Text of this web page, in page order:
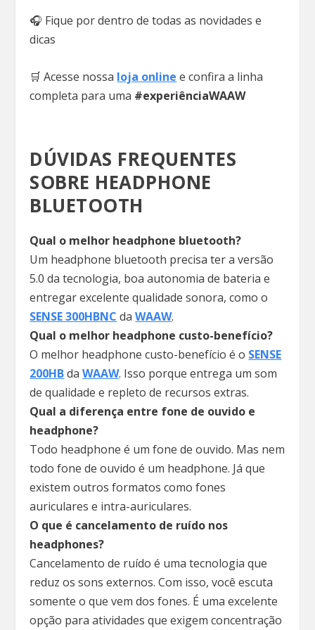
🎧 Fique por dentro de todas as novidades e
dicas
🛒 Acesse nossa loja online e confira a linha
completa para uma #experiênciaWAAW
DÚVIDAS FREQUENTES
SOBRE HEADPHONE
BLUETOOTH
Qual o melhor headphone bluetooth?
Um headphone bluetooth precisa ter a versão
5.0 da tecnologia, boa autonomia de bateria e
entregar excelente qualidade sonora, como o
SENSE 300HBNC daWAAW.
Qual o melhor headphone custo-benefício?
O melhor headphone custo-benefício é o SENSE
200HBdaWAAW. Isso porque entrega um som
de qualidade e repleto de recursos extras.
Qual a diferença entre fone de ouvido e
headphone?
Todo headphone é um fone de ouvido. Mas nem
todo fone de ouvido é um headphone. Já que
existem outros formatos como fones
auriculares e intra-auriculares.
O que é cancelamento de ruído nos
headphones?
Cancelamento de ruído é uma tecnologia que
reduz os sons externos. Com isso, você escuta
somente o que vem dos fones. É uma excelente
opção para atividades que exigem concentração